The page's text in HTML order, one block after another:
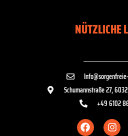
NÜTZLICHE
Schumannstraße 27,
+49 6102